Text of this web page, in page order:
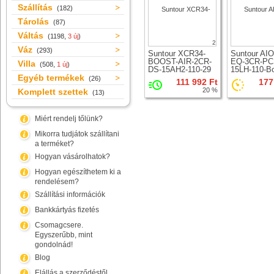
Szállítás (182)
Tárolás (87)
Váltás (1198, 3 új)
Váz (293)
Villa (508, 1 új)
Egyéb termékek (26)
Komplett szettek (13)
Miért rendelj tőlünk?
Mikorra tudjátok szállítani
a terméket?
Hogyan vásárolhatok?
Hogyan egészíthetem ki a
rendelésem?
Szállítási információk
Bankkártyás fizetés
Csomagcsere.
Egyszerűbb, mint
gondolnád!
Blog
2
Suntour XCR34-
BOOST-AIR-2CR-
DS-15AH2-110-29
teleszkóp 29er
kerékhez111 992 Ft
20 %
Suntour
EQ-3CR-
15LH-110-
teleszkóp
kerékhez